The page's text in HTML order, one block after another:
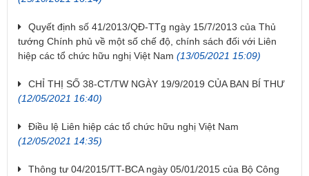
Quyết định số 41/2013/QĐ-TTg ngày 15/7/2013 của Thủ
tướng Chính phủ về một số chế độ, chính sách đối với Liên
hiệp các tổ chức hữu nghị Việt Nam (13/05/2021 15:09)
CHỈ THỊ SỐ 38-CT/TW NGÀY 19/9/2019 CỦA BAN BÍ THƯ
(12/05/2021 16:40)
Điều lệ Liên hiệp các tổ chức hữu nghị Việt Nam
(12/05/2021 14:35)
Thông tư 04/2015/TT-BCA ngày 05/01/2015 của Bộ Công